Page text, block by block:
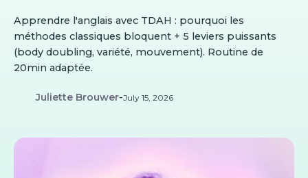
Apprendre l'anglais avec TDAH : pourquoi les
méthodes classiques bloquent + 5 leviers puissants
(body doubling, variété, mouvement). Routine de
20min adaptée.
Juliette Brouwer-July 15, 2026